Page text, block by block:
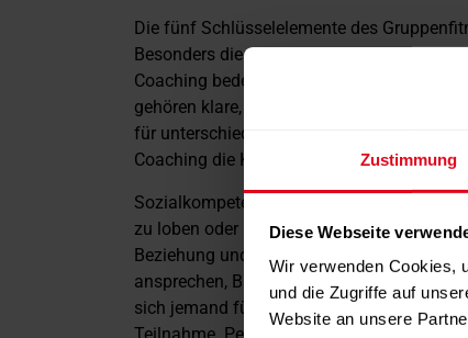
Zustimmung
Diese Webseite
Wir verwenden Cookies,
und die Zugriffe auf
Website an unsere
Die fünf Schlüsselelemente des
Besonders die Elemente Coaching und
Coaching bedeutet nicht nur Anweisungen
gehören klare, verständliche Anleitungen
für unterschiedliche Leistungsniveaus.
Coaching die Kompetenzwahrnehmung
Sozialkompetenz zeigt sich hier zum
zu loben oder Erfolge bewusst sichtbar zu
Beziehung und Vertrauen. Kleine Dinge
ansprechen, Blickkontakt halten, ehrliches
sich jemand fühlt. Diese Momente